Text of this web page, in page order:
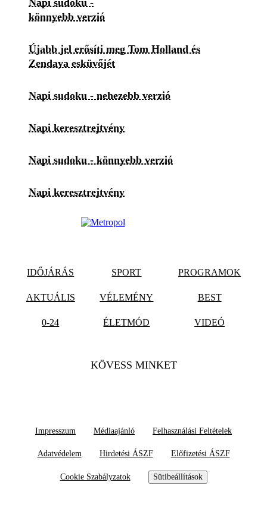
könnyebb verzió
Újabb jel erősíti meg Tom Holland és
Zendaya esküvőjét
Napi sudoku - nehezebb verzió
Napi keresztrejtvény
Napi sudoku - könnyebb verzió
Napi keresztrejtvény
IDŐJÁRÁS SPORT PROGRAMOK
AKTUÁLIS VÉLEMÉNY BEST
0-24 ÉLETMÓD VIDEÓ
KÖVESS MINKET
Impresszum Médiaajánló Felhasználási Feltételek
Adatvédelem Hirdetési ÁSZF Előfizetési ÁSZF
Cookie Szabályzatok Sütibeállítások